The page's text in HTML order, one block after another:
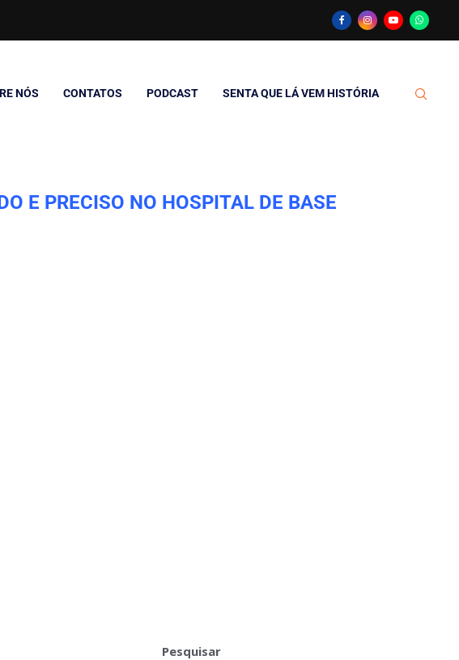
NÓS CONTATOS PODCAST SENTA QUE LÁ VEM HISTÓRIA
E PRECISO NO HOSPITAL DE BASE
Pesquisar